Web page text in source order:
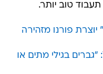
טוב יותר.
פורנו מזהירה
שר יוצאת עם צעירים בגיל 77: "גברים בגילי מתים או